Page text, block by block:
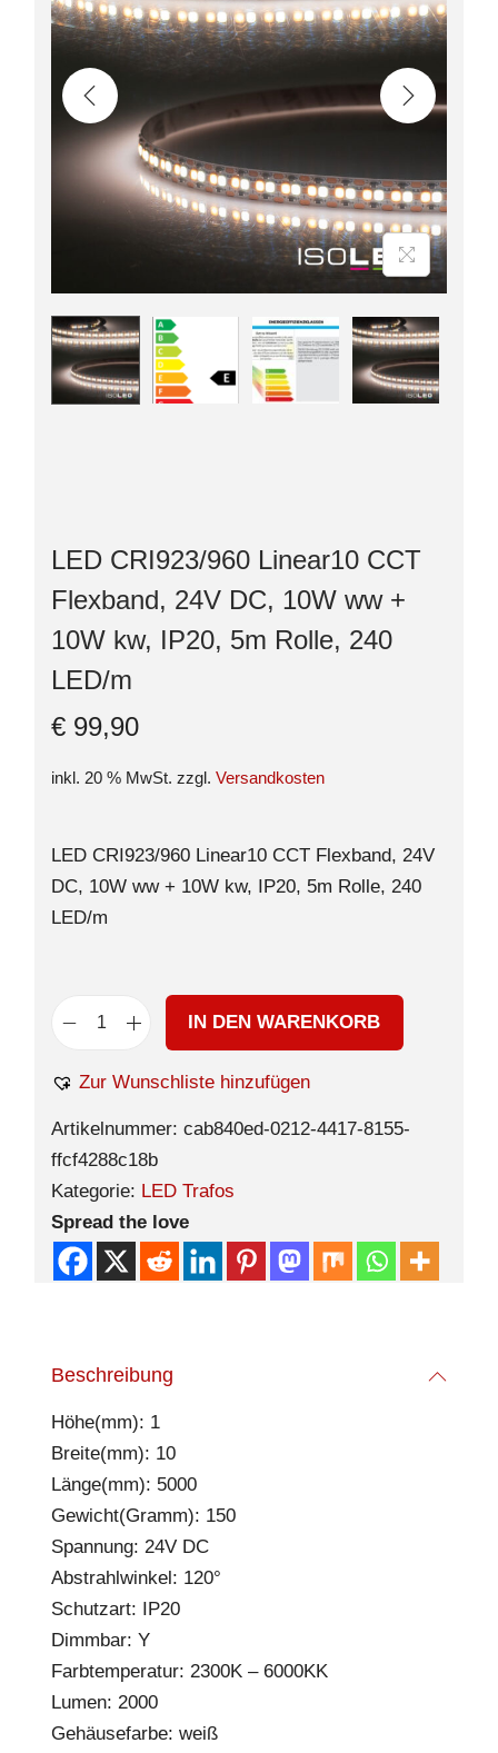
LED CRI923/960 Linear10 CCT
Flexband, 24V DC, 10W ww +
10W kw, IP20, 5m Rolle, 240
LED/m
€ 99,90
inkl. 20 % MwSt. zzgl. Versandkosten
LED CRI923/960 Linear10 CCT Flexband, 24V
DC, 10W ww + 10W kw, IP20, 5m Rolle, 240
LED/m
IN DEN WARENKORB
Zur Wunschliste hinzufügen
Artikelnummer: cab840ed-0212-4417-8155-
ffcf4288c18b
Kategorie: LED Trafos
Spread the love
Beschreibung
Höhe(mm): 1
Breite(mm): 10
Länge(mm): 5000
Gewicht(Gramm): 150
Spannung: 24V DC
Abstrahlwinkel: 120°
Schutzart: IP20
Dimmbar: Y
Farbtemperatur: 2300K – 6000KK
Lumen: 2000
Gehäusefarbe: weiß